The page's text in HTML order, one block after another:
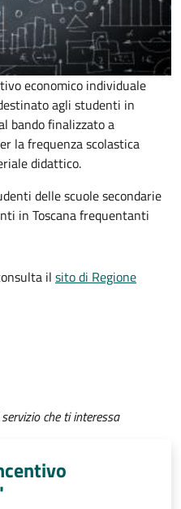
economico individuale
agli studenti in
bandofinalizzato a
la frequenza scolastica
didattico.
delle scuole secondarie
in Toscana frequentanti
il sito di Regione
che ti interessa